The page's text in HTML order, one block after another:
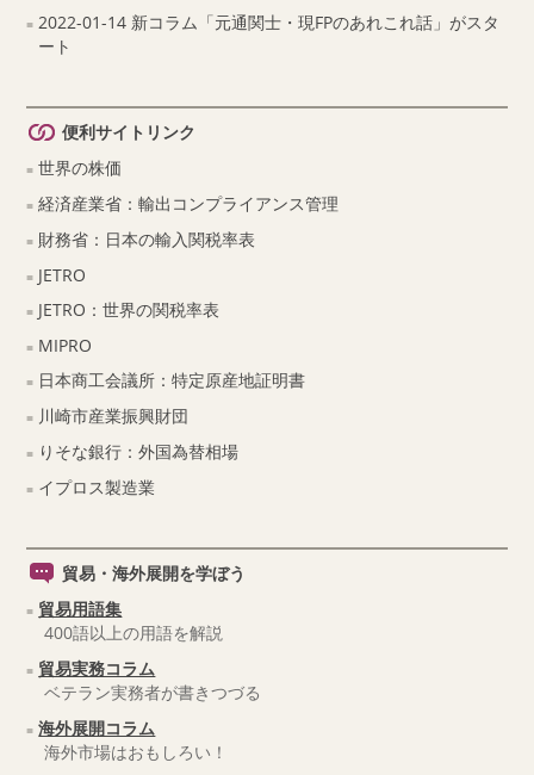
2022-01-14 新コラム「元通関士・現FPのあれこれ話」がスタ
ート
便利サイトリンク
世界の株価
経済産業省：輸出コンプライアンス管理
財務省：日本の輸入関税率表
JETRO
JETRO：世界の関税率表
MIPRO
日本商工会議所：特定原産地証明書
川崎市産業振興財団
りそな銀行：外国為替相場
イプロス製造業
貿易・海外展開を学ぼう
貿易用語集
400語以上の用語を解説
貿易実務コラム
ベテラン実務者が書きつづる
海外展開コラム
海外市場はおもしろい！